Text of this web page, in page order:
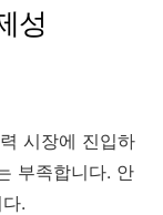
성
시장에 진입하
부족합니다. 안
.